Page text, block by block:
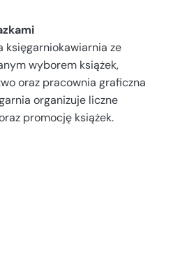
księgarniokawiarnia ze
wyborem książek,
oraz pracownia graficzna
organizuje liczne
promocję książek.